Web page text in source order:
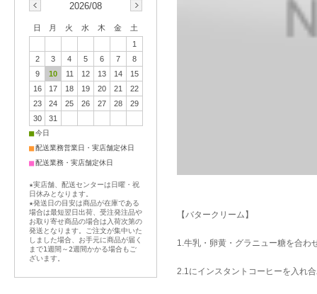
【バタークリーム】
1.牛乳・卵黄・グラニュー糖を合わ
2.1にインスタントコーヒーを入れ
2026/08
日 月 火 水 木 金
土
1
2
3 4 5 6 7
8
9
10 11 12 13 14
15
16
17 18 19 20 21
22
23
24 25 26 27 28
29
30
31
■今日
■配送業務営業日・実店舗定休日
■配送業務・実店舗定休日
★実店舗、配送センターは日曜・祝
日休みとなります。
★発送日の目安は商品が在庫である
場合は最短翌日出荷、受注発注品や
お取り寄せ商品の場合は入荷次第の
発送となります。ご注文が集中いた
しました場合、お手元に商品が届く
まで1週間～2週間かかる場合もご
ざいます。